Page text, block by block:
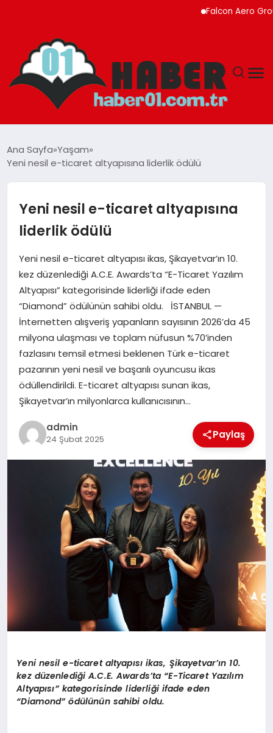
Falcon Aero Group,
YAŞAM
GÜNDEM
EĞITIM
Ana Sayfa Yaşam
Yeni nesil e-ticaret altyapısına liderlik ödülü
Yeni nesil e-ticaret altyapısına
liderlik ödülü
Yeni nesil e-ticaret altyapısı ikas, Şikayetvar’ın 10.
kez düzenlediği A.C.E. Awards’ta “E-Ticaret Yazılım
Altyapısı” kategorisinde liderliği ifade eden
“Diamond” ödülünün sahibi oldu. İSTANBUL —
İnternetten alışveriş yapanların sayısının 2026’da 45
milyona ulaşması ve toplam nüfusun %70’inden
fazlasını temsil etmesi beklenen Türk e-ticaret
pazarının yeni nesil ve başarılı oyuncusu ikas
ödüllendirildi. E-ticaret altyapısı sunan ikas,
Şikayetvar’ın milyonlarca kullanıcısının…
admin
24 Şubat 2025 Paylaş
Yeni nesil e-ticaret altyapısı ikas, Şikayetvar’ın 10.
kez düzenlediği A.C.E. Awards’ta “E-Ticaret Yazılım
Altyapısı” kategorisinde liderliği ifade eden
“Diamond” ödülünün sahibi oldu.